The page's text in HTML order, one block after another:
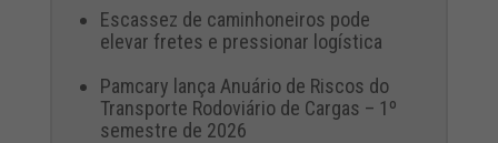
Escassez de caminhoneiros pode
elevar fretes e pressionar logística
Pamcary lança Anuário de Riscos do
Transporte Rodoviário de Cargas – 1º
semestre de 2026